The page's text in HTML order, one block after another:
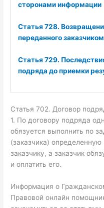
сторонами информации
Статья 728.
переданного заказчиком
Статья 729.
подряда до приемки
Статья 702. Договор
1. По договору подряда
обязуется выполнить по
(заказчика) определенную
заказчику, а заказчик
и оплатить его.
Информация о
Правовой онлайн